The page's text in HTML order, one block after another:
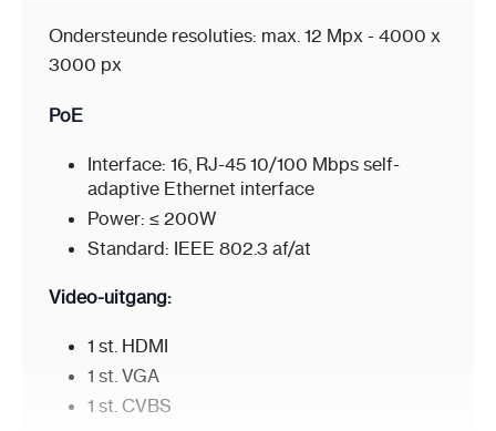
Ondersteunde resoluties: max. 12 Mpx - 4000 x
3000 px
PoE
Interface: 16, RJ-45 10/100 Mbps self-
adaptive Ethernet interface
Power: ≤ 200W
Standard: IEEE 802.3 af/at
Video-uitgang:
1 st. HDMI
1 st. VGA
1 st. CVBS